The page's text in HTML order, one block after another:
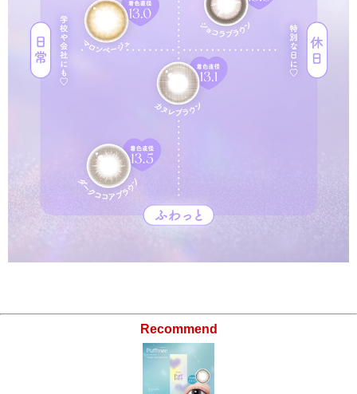
Recommend